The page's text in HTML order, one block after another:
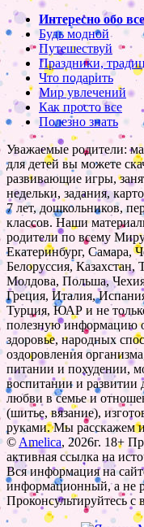
Интересно обо
Будь модной
Путешествуй
Праздники,
Что подарить
Мир увлечений
Как просто все
Полезно знать
Уважаемые родители:
для детей вы можете
развивающие игры,
недельки, задания,
7 лет, дошкольников,
классов. Наши
родители по всему
Екатеринбург, Самара,
Белоруссия,
Молдова, Польша,
Греция, Италия,
Турция, ЮАР и не
полезную информацию
здоровье, народных
оздоровления
питании и похудении,
воспитании и развитии
любви в семье и
(шитье, вязание),
руками. Мы расскажем
© Amelica, 2026г. 18+
активная ссылка на
Вся информация на
информационный, а не
Проконсультируйтесь с